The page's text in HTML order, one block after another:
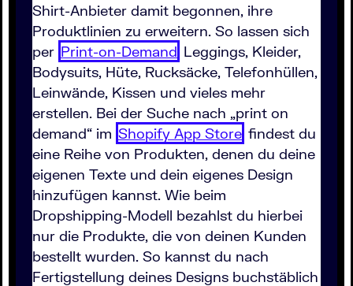
Shirt-Anbieter damit begonnen, ihre
Produktlinien zu erweitern. So lassen sich
per Print-on-Demand Leggings, Kleider,
Bodysuits, Hüte, Rucksäcke, Telefonhüllen,
Leinwände, Kissen und vieles mehr
erstellen. Bei der Suche nach „print on
demand“ im Shopify App Store findest du
eine Reihe von Produkten, denen du deine
eigenen Texte und dein eigenes Design
hinzufügen kannst. Wie beim
Dropshipping-Modell bezahlst du hierbei
nur die Produkte, die von deinen Kunden
bestellt wurden. So kannst du nach
Fertigstellung deines Designs buchstäblich